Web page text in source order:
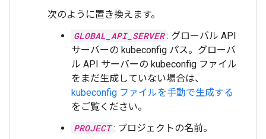
次のように置き換えます。
GLOBAL_API_SERVER : グローバル API
サーバーの kubeconfig パス。グローバ
ル API サーバーの kubeconfig ファイル
をまだ生成していない場合は、
kubeconfig ファイルを手動で生成する
をご覧ください。
PROJECT : プロジェクトの名前。